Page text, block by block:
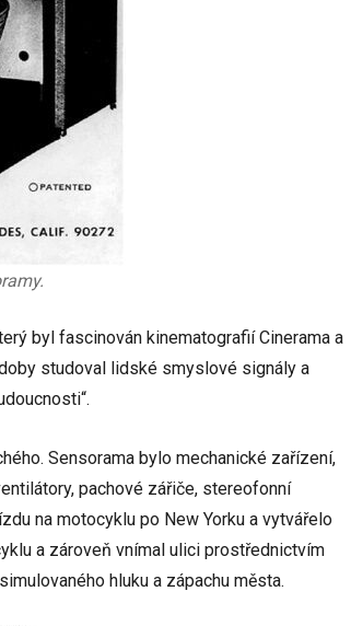
byl fascinován kinematografií Cinerama a
studoval lidské smyslové signály a
Sensorama bylo mechanické zařízení,
pachové zářiče, stereofonní
na motocyklu po New Yorku a vytvářelo
a zároveň vnímal ulici prostřednictvím
hluku a zápachu města.